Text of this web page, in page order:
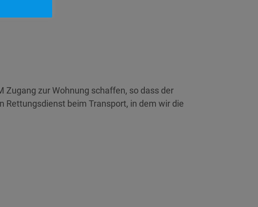
zur Wohnung schaffen, so dass der
beim Transport, in dem wir die